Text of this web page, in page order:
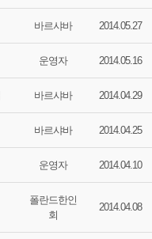
바르샤바 2014.05.27
운영자 2014.05.16
바르샤바 2014.04.29
바르샤바 2014.04.25
운영자 2014.04.10
폴란드한인
회
2014.04.08